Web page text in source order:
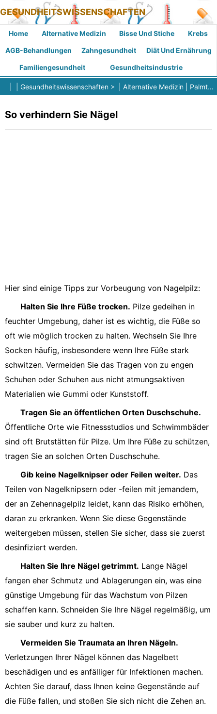
GESUNDHEITSWISSENSCHAFTEN
Home Alternative Medizin Bisse Und Stiche Krebs
AGB-Behandlungen Zahngesundheit Diät Und Ernährung
Familiengesundheit Gesundheitsindustrie
Gesundheitswissenschaften > | Alternative Medizin Palmtherapie
So verhindern Sie Nägel
Hier sind einige Tipps zur Vorbeugung von Nagelpilz:
Halten Sie Ihre Füße trocken. Pilze gedeihen in
feuchter Umgebung, daher ist es wichtig, die Füße so
oft wie möglich trocken zu halten. Wechseln Sie Ihre
Socken häufig, insbesondere wenn Ihre Füße stark
schwitzen. Vermeiden Sie das Tragen von zu engen
Schuhen oder Schuhen aus nicht atmungsaktiven
Materialien wie Gummi oder Kunststoff.
Tragen Sie an öffentlichen Orten Duschschuhe.
Öffentliche Orte wie Fitnessstudios und Schwimmbäder
sind oft Brutstätten für Pilze. Um Ihre Füße zu schützen,
tragen Sie an solchen Orten Duschschuhe.
Gib keine Nagelknipser oder Feilen weiter. Das
Teilen von Nagelknipsern oder -feilen mit jemandem,
der an Zehennagelpilz leidet, kann das Risiko erhöhen,
daran zu erkranken. Wenn Sie diese Gegenstände
weitergeben müssen, stellen Sie sicher, dass sie zuerst
desinfiziert werden.
Halten Sie Ihre Nägel getrimmt. Lange Nägel
fangen eher Schmutz und Ablagerungen ein, was eine
günstige Umgebung für das Wachstum von Pilzen
schaffen kann. Schneiden Sie Ihre Nägel regelmäßig, um
sie sauber und kurz zu halten.
Vermeiden Sie Traumata an Ihren Nägeln.
Verletzungen Ihrer Nägel können das Nagelbett
beschädigen und es anfälliger für Infektionen machen.
Achten Sie darauf, dass Ihnen keine Gegenstände auf
die Füße fallen, und stoßen Sie sich nicht die Zehen an.